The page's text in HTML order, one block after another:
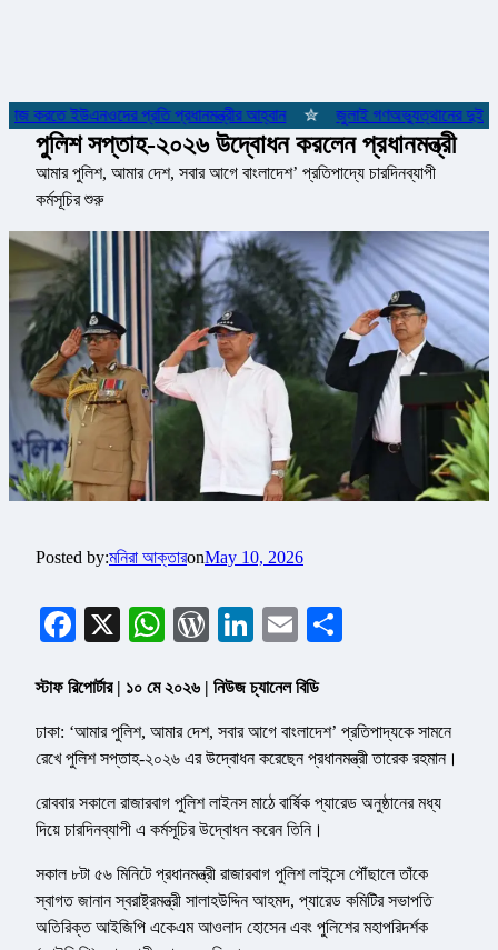
করতে ইউএনওদের প্রতি প্রধানমন্ত্রীর আহ্বান জুলাই গণঅভ্যুত্থানের দুই
পুলিশ সপ্তাহ-২০২৬ উদ্বোধন করলেন প্রধানমন্ত্রী
আমার পুলিশ, আমার দেশ, সবার আগে বাংলাদেশ’ প্রতিপাদ্যে চারদিনব্যাপী
কর্মসূচির শুরু
Posted by:মনিরা আক্তারonMay 10, 2026
Facebook
X WhatsApp
WordPress
LinkedIn
Email
স্টাফ রিপোর্টার | ১০ মে ২০২৬ | নিউজ চ্যানেল বিডি
ঢাকা: ‘আমার পুলিশ, আমার দেশ, সবার আগে বাংলাদেশ’ প্রতিপাদ্যকে সামনে
রেখে পুলিশ সপ্তাহ-২০২৬ এর উদ্বোধন করেছেন প্রধানমন্ত্রী তারেক রহমান।
রোববার সকালে রাজারবাগ পুলিশ লাইনস মাঠে বার্ষিক প্যারেড অনুষ্ঠানের মধ্য
দিয়ে চারদিনব্যাপী এ কর্মসূচির উদ্বোধন করেন তিনি।
সকাল ৮টা ৫৬ মিনিটে প্রধানমন্ত্রী রাজারবাগ পুলিশ লাইন্সে পৌঁছালে তাঁকে
স্বাগত জানান স্বরাষ্ট্রমন্ত্রী সালাহউদ্দিন আহমদ, প্যারেড কমিটির সভাপতি
অতিরিক্ত আইজিপি একেএম আওলাদ হোসেন এবং পুলিশের মহাপরিদর্শক